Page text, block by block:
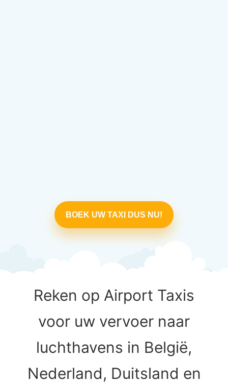
BOEK UW TAXI DUS NU!
Reken op Airport Taxis
voor uw vervoer naar
luchthavens in België,
Nederland, Duitsland en